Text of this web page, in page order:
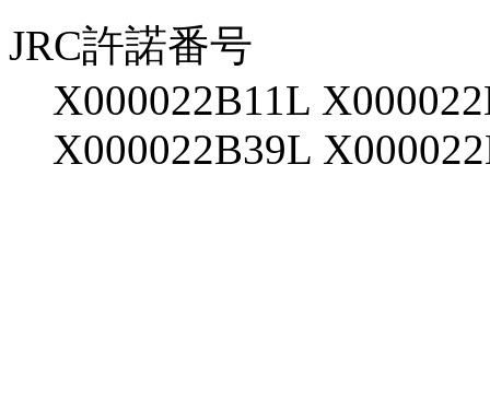
JRC許諾番号
X000022B11L
X000022B39L